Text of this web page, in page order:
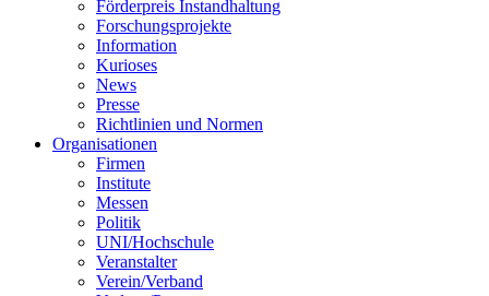
Förderpreis Instandhaltung
Forschungsprojekte
Information
Kurioses
News
Presse
Richtlinien und Normen
Organisationen
Firmen
Institute
Messen
Politik
UNI/Hochschule
Veranstalter
Verein/Verband